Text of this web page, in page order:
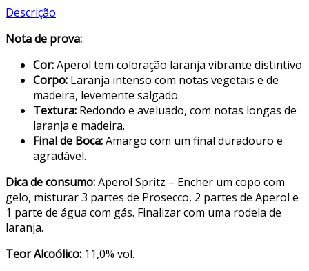
Descrição
Nota de prova:
Cor:Aperol tem coloração laranja vibrante distintivo
Corpo: Laranja intenso com notas vegetais e de
madeira, levemente salgado.
Textura: Redondo e aveluado, com notas longas de
laranja e madeira.
Final de Boca:Amargo com um final duradouro e
agradável.
Dica de consumo:Aperol Spritz – Encher um copo com
gelo, misturar 3 partes de Prosecco, 2 partes de Aperol e
1 parte de água com gás. Finalizar com uma rodela de
laranja.
Teor Alcoólico: 11,0% vol.